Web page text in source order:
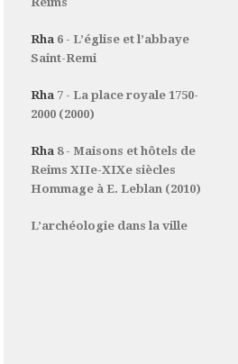
Rha 6 - L’église et l’abbaye
Saint-Remi
Rha 7 - La place royale 1750-
2000 (2000)
Rha 8 - Maisons et hôtels de
Reims XIIe-XIXe siècles
Hommage à E. Leblan (2010)
L’archéologie dans la ville